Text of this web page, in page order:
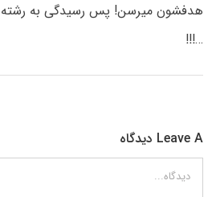
هدفشون میرسن! پس رسیدگی به
…!!!
Leave A دیدگاه
دیدگاه